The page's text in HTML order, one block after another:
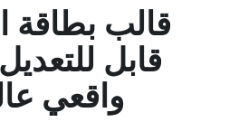
قالب بطاقة
واقعي